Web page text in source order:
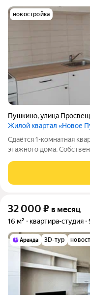
новостройка
Пушкино,улица
Жилой квартал «Новое
Сдаётся 1-комнатная
этажного дома.
оплачиваются
детьми, можно с
32 000 ₽ в месяц
16 м² квартира-студия
3D-тур